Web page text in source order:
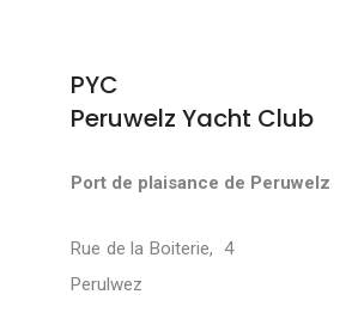
PYC
Peruwelz Yacht Club
Port de plaisance de Peruwelz
Rue de la
Perulwez